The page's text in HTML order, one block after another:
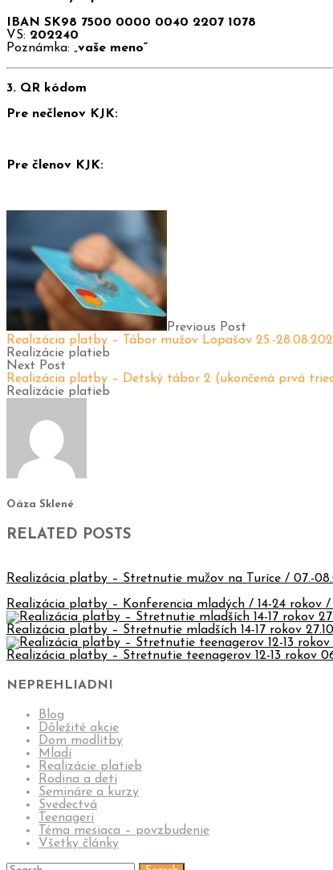
IBAN SK98 7500 0000 0040 2207 1078
VS: 202240
Poznámka: „vaše meno“
3. QR kódom
Pre nečlenov KJK:
Pre členov KJK:
Previous Post
Realizácia platby – Tábor mužov Lopašov 25.-
Realizácie platieb
Next Post
Realizácia platby – Detský tábor 2 (ukončená prvá
Realizácie platieb
Oáza Sklené
RELATED POSTS
Realizácia platby – Stretnutie mužov na Turíce / 07.-
Realizácia platby – Konferencia mladých / 14-24 rokov /
Realizácia platby – Stretnutie mladších 14-17 rokov
Realizácia platby – Stretnutie teenagerov 12-13 rokov
NEPREHLIADNI
Blog
Dôležité akcie
Dom modlitby
Mladí
Realizácie platieb
Rodina a deti
Semináre a kurzy
Svedectvá
Teenageri
Téma mesiaca – povzbudenie
Všetky články